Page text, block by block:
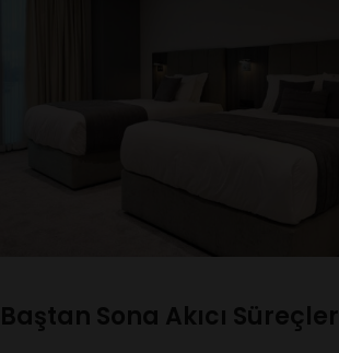
Baştan Sona Akıcı Süreçler